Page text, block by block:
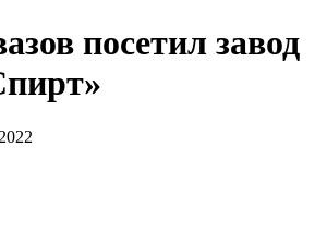
посетил завод